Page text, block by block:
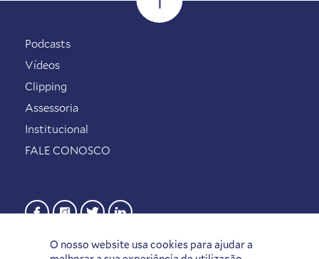
O nosso website usa cookies para ajudar a
Podcasts
Vídeos
Clipping
Assessoria
Institucional
FALE CONOSCO